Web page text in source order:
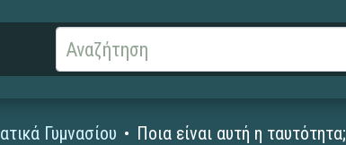
Γυμνασίου Ποια είναι αυτή η ταυτότητα;